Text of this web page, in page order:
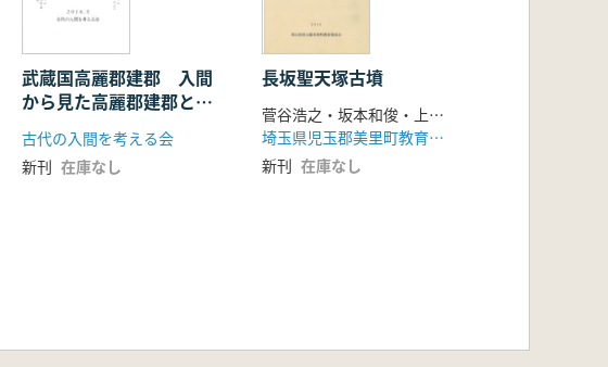
武蔵国高麗郡建郡 入間
から見た高麗郡建郡とそ
の後
古代の入間を考える会
新刊 在庫なし
長坂聖天塚古墳
菅谷浩之・坂本和俊・上野祥史 他 著
埼玉県児玉郡美里町教育委員会(長坂聖天塚古墳普及会)
新刊 在庫なし